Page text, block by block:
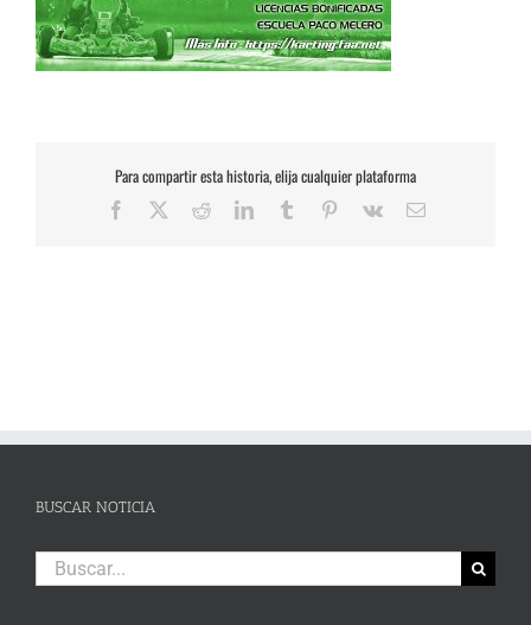
Para compartir esta historia, elija cualquier plataforma
Facebook RedditLinkedInTumblr Pinterest
Vk
Correo
BUSCAR NOTICIA
Buscar: